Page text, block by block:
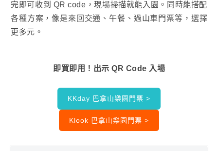
完即可收到 QR code，現場掃描就能入園。同時能搭配
各種方案，像是來回交通、午餐、過山車門票等，選擇
更多元。
即買即用！出示 QR Code 入場
KKday 巴拿山樂園門票 >
Klook 巴拿山樂園門票 >